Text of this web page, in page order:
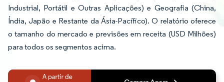
Industrial, Portátil e Outras Aplicações) e Geografia (China,
Índia, Japão e Restante da Ásia-Pacífico). O relatório oferece
o tamanho do mercado e previsões em receita (USD Milhões)
para todos os segmentos acima.